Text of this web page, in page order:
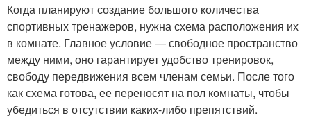
Когда планируют создание большого количества
спортивных тренажеров, нужна схема расположения их
в комнате. Главное условие — свободное пространство
между ними, оно гарантирует удобство тренировок,
свободу передвижения всем членам семьи. После того
как схема готова, ее переносят на пол комнаты, чтобы
убедиться в отсутствии каких-либо препятствий.